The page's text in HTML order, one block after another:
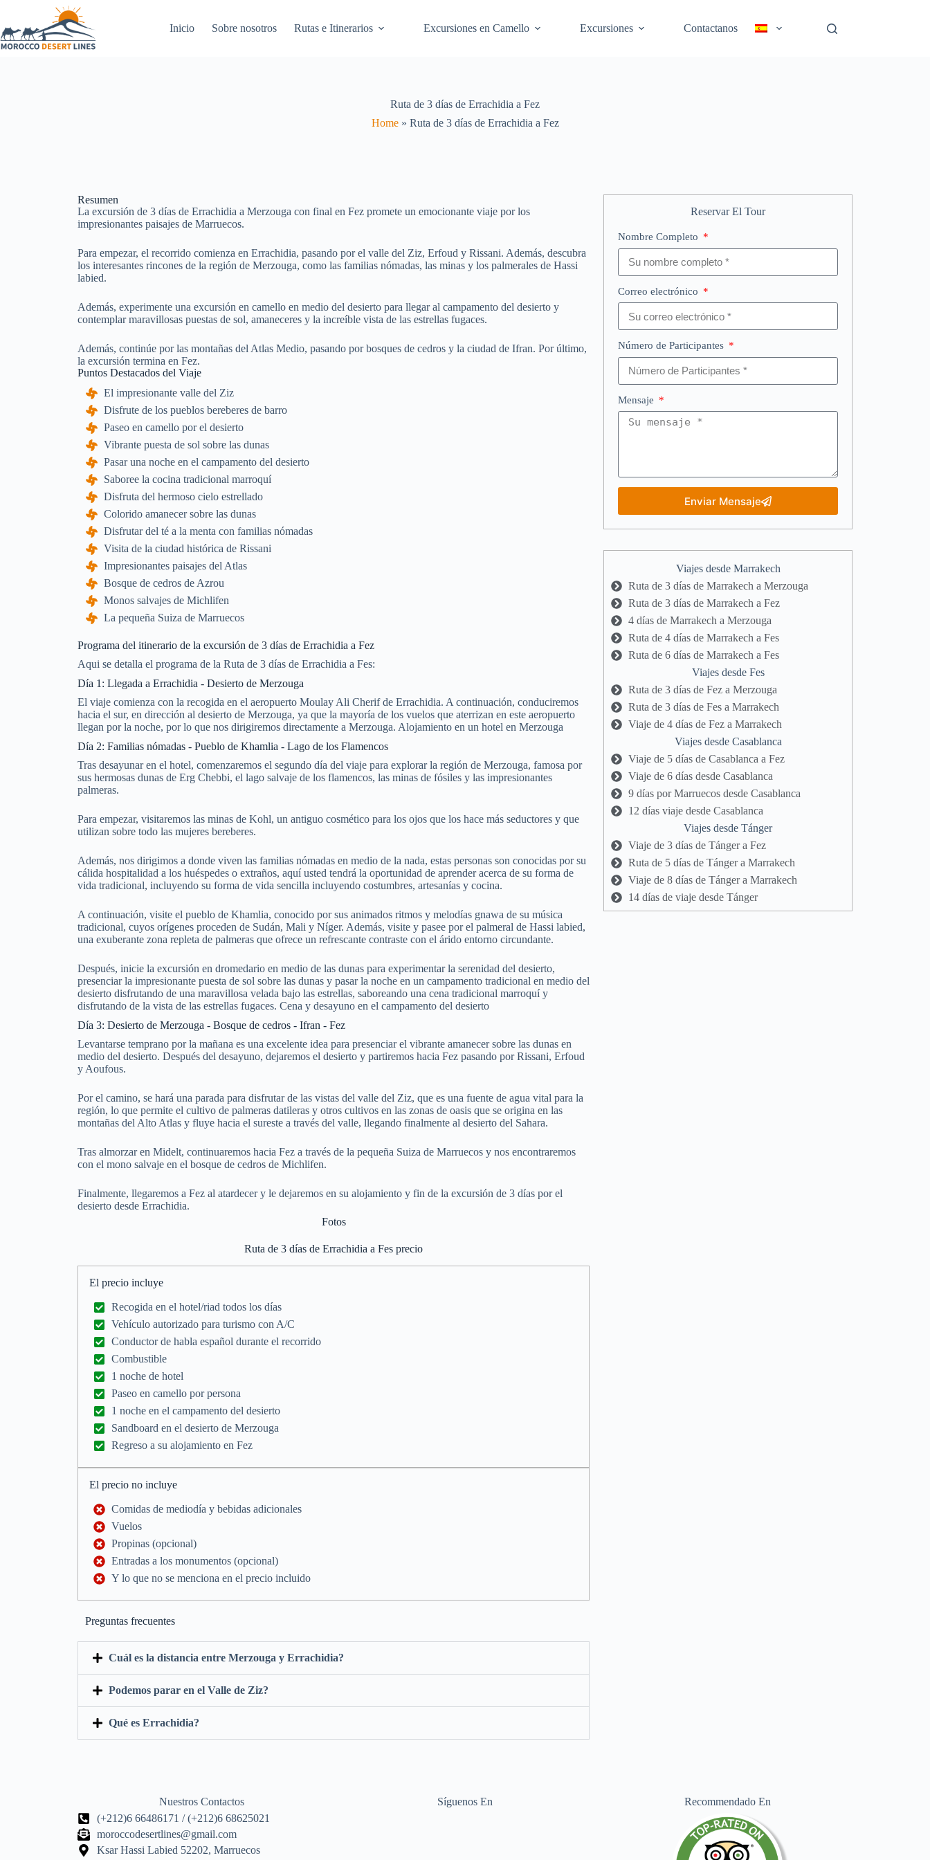
Inicio Sobre nosotros Rutas e Itinerarios Excursiones en Camello Excursiones Contactanos
Ruta de 3 días de Errachidia a Fez
Home» Ruta de 3 días de Errachidia a Fez
Reservar El Tour
Nombre Completo
Correo electrónico
Número de Participantes
Mensaje
Enviar Mensaje
Viajes desde Marrakech
Ruta de 3 días de Marrakech a Merzouga
Ruta de 3 días de Marrakech a Fez
4 días de Marrakech a Merzouga
Ruta de 4 días de Marrakech a Fes
Ruta de 6 días de Marrakech a Fes
Viajes desde Fes
Ruta de 3 días de Fez a Merzouga
Ruta de 3 días de Fes a Marrakech
Viaje de 4 días de Fez a Marrakech
Viajes desde Casablanca
Viaje de 5 días de Casablanca a Fez
Viaje de 6 días desde Casablanca
9 días por Marruecos desde Casablanca
12 días viaje desde Casablanca
Viajes desde Tánger
Viaje de 3 días de Tánger a Fez
Ruta de 5 días de Tánger a Marrakech
Viaje de 8 días de Tánger a Marrakech
14 días de viaje desde Tánger
Resumen
La excursión de 3 días de Errachidia a Merzouga con final en Fez promete un emocionante viaje por los
impresionantes paisajes de Marruecos.
Para empezar, el recorrido comienza en Errachidia, pasando por el valle del Ziz, Erfoud y Rissani. Además, descubra
los interesantes rincones de la región de Merzouga, como las familias nómadas, las minas y los palmerales de Hassi
labied.
Además, experimente una excursión en camello en medio del desierto para llegar al campamento del desierto y
contemplar maravillosas puestas de sol, amaneceres y la increíble vista de las estrellas fugaces.
Además, continúe por las montañas del Atlas Medio, pasando por bosques de cedros y la ciudad de Ifran. Por último,
la excursión termina en Fez.
Puntos Destacados del Viaje
El impresionante valle del Ziz
Disfrute de los pueblos bereberes de barro
Paseo en camello por el desierto
Vibrante puesta de sol sobre las dunas
Pasar una noche en el campamento del desierto
Saboree la cocina tradicional marroquí
Disfruta del hermoso cielo estrellado
Colorido amanecer sobre las dunas
Disfrutar del té a la menta con familias nómadas
Visita de la ciudad histórica de Rissani
Impresionantes paisajes del Atlas
Bosque de cedros de Azrou
Monos salvajes de Michlifen
La pequeña Suiza de Marruecos
Programa del itinerario de la excursión de 3 días de Errachidia a Fez
Aqui se detalla el programa de la Ruta de 3 días de Errachidia a Fes:
Día 1: Llegada a Errachidia - Desierto de Merzouga
El viaje comienza con la recogida en el aeropuerto Moulay Ali Cherif de Errachidia. A continuación, conduciremos
hacia el sur, en dirección al desierto de Merzouga, ya que la mayoría de los vuelos que aterrizan en este aeropuerto
llegan por la noche, por lo que nos dirigiremos directamente a Merzouga. Alojamiento en un hotel en Merzouga
Día 2: Familias nómadas - Pueblo de Khamlia - Lago de los Flamencos
Tras desayunar en el hotel, comenzaremos el segundo día del viaje para explorar la región de Merzouga, famosa por
sus hermosas dunas de Erg Chebbi, el lago salvaje de los flamencos, las minas de fósiles y las impresionantes
palmeras.
Para empezar, visitaremos las minas de Kohl, un antiguo cosmético para los ojos que los hace más seductores y que
utilizan sobre todo las mujeres bereberes.
Además, nos dirigimos a donde viven las familias nómadas en medio de la nada, estas personas son conocidas por su
cálida hospitalidad a los huéspedes o extraños, aquí usted tendrá la oportunidad de aprender acerca de su forma de
vida tradicional, incluyendo su forma de vida sencilla incluyendo costumbres, artesanías y cocina.
A continuación, visite el pueblo de Khamlia, conocido por sus animados ritmos y melodías gnawa de su música
tradicional, cuyos orígenes proceden de Sudán, Mali y Níger. Además, visite y pasee por el palmeral de Hassi labied,
una exuberante zona repleta de palmeras que ofrece un refrescante contraste con el árido entorno circundante.
Después, inicie la excursión en dromedario en medio de las dunas para experimentar la serenidad del desierto,
presenciar la impresionante puesta de sol sobre las dunas y pasar la noche en un campamento tradicional en medio del
desierto disfrutando de una maravillosa velada bajo las estrellas, saboreando una cena tradicional marroquí y
disfrutando de la vista de las estrellas fugaces. Cena y desayuno en el campamento del desierto
Día 3: Desierto de Merzouga - Bosque de cedros - Ifran - Fez
Levantarse temprano por la mañana es una excelente idea para presenciar el vibrante amanecer sobre las dunas en
medio del desierto. Después del desayuno, dejaremos el desierto y partiremos hacia Fez pasando por Rissani, Erfoud
y Aoufous.
Por el camino, se hará una parada para disfrutar de las vistas del valle del Ziz, que es una fuente de agua vital para la
región, lo que permite el cultivo de palmeras datileras y otros cultivos en las zonas de oasis que se origina en las
montañas del Alto Atlas y fluye hacia el sureste a través del valle, llegando finalmente al desierto del Sahara.
Tras almorzar en Midelt, continuaremos hacia Fez a través de la pequeña Suiza de Marruecos y nos encontraremos
con el mono salvaje en el bosque de cedros de Michlifen.
Finalmente, llegaremos a Fez al atardecer y le dejaremos en su alojamiento y fin de la excursión de 3 días por el
desierto desde Errachidia.
Fotos
Ruta de 3 días de Errachidia a Fes precio
El precio incluye
Recogida en el hotel/riad todos los días
Vehículo autorizado para turismo con A/C
Conductor de habla español durante el recorrido
Combustible
1 noche de hotel
Paseo en camello por persona
1 noche en el campamento del desierto
Sandboard en el desierto de Merzouga
Regreso a su alojamiento en Fez
El precio no incluye
Comidas de mediodía y bebidas adicionales
Vuelos
Propinas (opcional)
Entradas a los monumentos (opcional)
Y lo que no se menciona en el precio incluido
Preguntas frecuentes
Cuál es la distancia entre Merzouga y Errachidia?
Podemos parar en el Valle de Ziz?
Qué es Errachidia?
Nuestros Contactos
(+212)6 66486171 / (+212)6 68625021
moroccodesertlines@gmail.com
Ksar Hassi Labied 52202, Marruecos
Síguenos En Recommendado En